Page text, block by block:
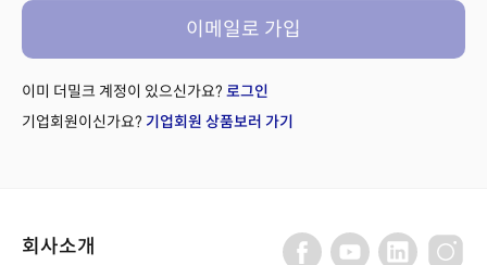
이메일로 가입
이미 더밀크 계정이 있으신가요? 로그인
기업회원이신가요? 기업회원 상품보러 가기
회사소개